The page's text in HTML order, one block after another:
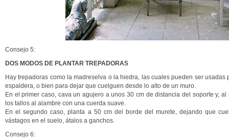
Consejo 5:
DOS MODOS DE PLANTAR TREPADORAS
Hay trepadoras como la madreselva o la hiedra, las cuales pueden ser
espaldera, o bien para dejar que cuelguen desde lo alto de un muro.
En el primer caso, cava un agujero a unos 30 cm de distancia del soporte y,
los tallos al alambre con una cuerda suave.
En el segundo caso, planta a 50 cm del borde del murete, dejando que
vástagos en el suelo, átalos a ganchos.
Consejo 6: